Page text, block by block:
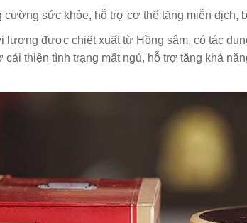
cường sức khỏe, hỗ trợ cơ thể tăng miễn dịch,
lượng được chiết xuất từ Hồng sâm, có tác
thiện tình trạng mất ngủ, hỗ trợ tăng khả